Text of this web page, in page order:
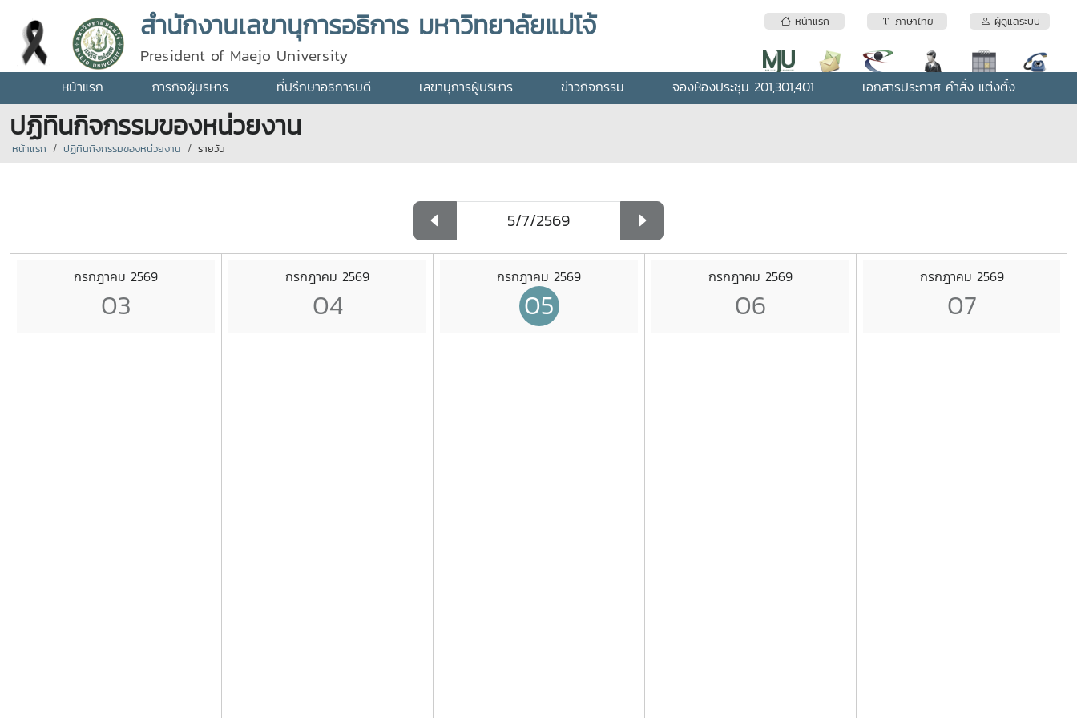
หน้าแรก ภาษาไทย ผู้ดูแลระบบ
สำนักงานเลขานุการอธิการ มหาวิทยาลัยแม่โจ้
President of Maejo University
หน้าแรก ภารกิจผู้บริหาร ที่ปรึกษาอธิการบดี เลขานุการผู้บริหาร ข่าวกิจกรรม จองห้องประชุม 201,301,401 เอกสารประกาศ คำสั่ง แต่งตั้ง
ปฏิทินกิจกรรมของหน่วยงาน
หน้าแรก ปฏิทินกิจกรรมของหน่วยงาน รายวัน
กรกฎาคม 2569
03
กรกฎาคม 2569
04
กรกฎาคม 2569
05
กรกฎาคม 2569
06
กรกฎาคม 2569
07